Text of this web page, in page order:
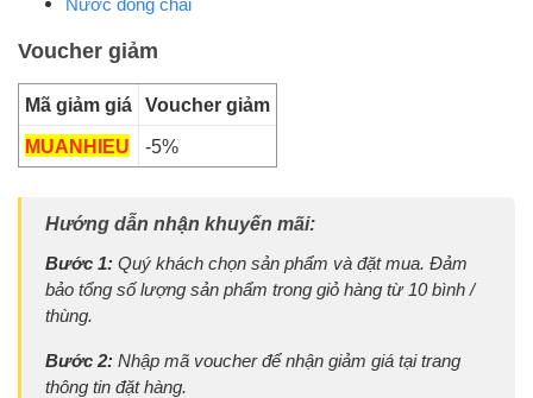
Voucher giảm
Mã giảm giá
Voucher giảm
MUANHIEU
-5%
Hướng dẫn nhận khuyến mãi:
Bước 1: Quý khách chọn sản phẩm và đặt mua. Đảm
bảo tổng số lượng sản phẩm trong giỏ hàng từ 10 bình /
thùng.
Bước 2: Nhập mã voucher để nhận giảm giá tại trang
thông tin đặt hàng.